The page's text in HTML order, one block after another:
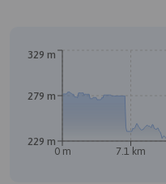
0 m 7.1 km
229 m
279 m
329 m